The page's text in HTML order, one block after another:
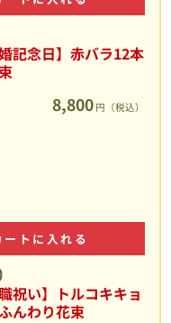
婚記念日】赤バラ12本
8,800 円（税込）
ートに入れる
職祝い】トルコキキョ
んわり花束